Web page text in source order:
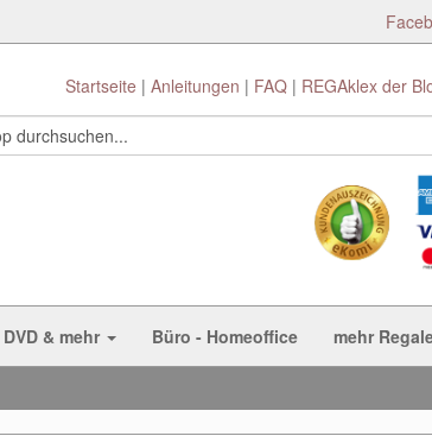
Startseite Anleitungen FAQ REGAklex der
& mehr Büro - Homeoffice mehr